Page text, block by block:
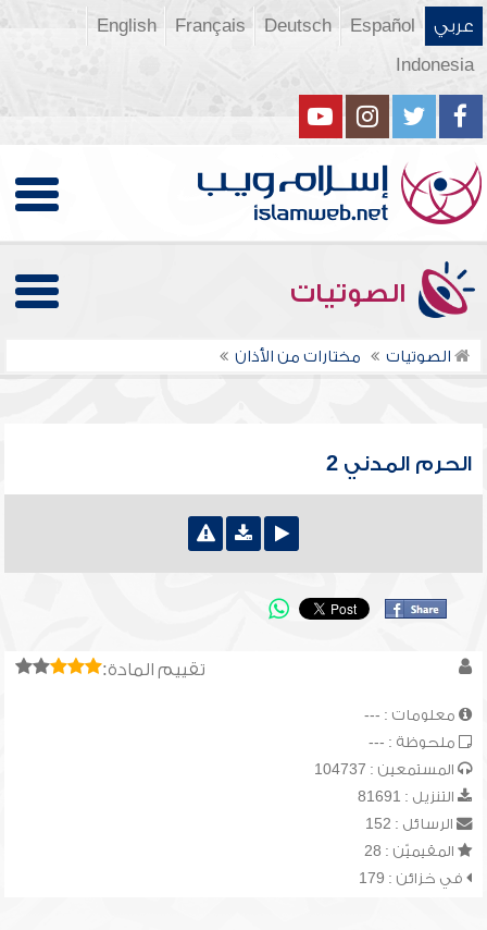
عربي Español
Deutsch
Français
English
Indonesia
الصوتيات
الصوتيات مختارات من الأذان
الحرم المدني 2
تقييم المادة:
معلومات : ---
ملحوظة : ---
المستمعين : 104737
التنزيل : 81691
الرسائل : 152
المقيميّن : 28
في خزائن : 179